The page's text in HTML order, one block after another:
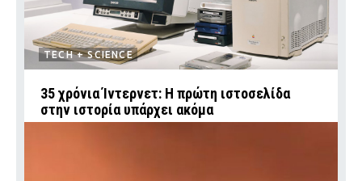
TECH + SCIENCE
35 χρόνια Ίντερνετ: Η πρώτη ιστοσελίδα
στην ιστορία υπάρχει ακόμα